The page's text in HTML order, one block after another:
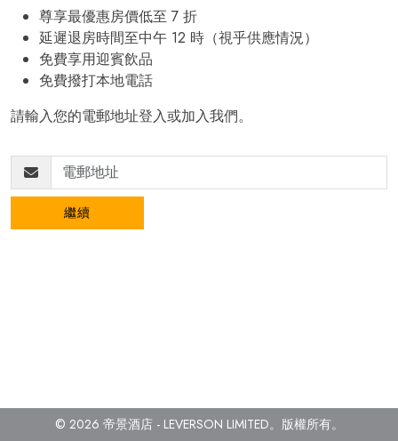
尊享最優惠房價低至 7 折
延遲退房時間至中午 12 時（視乎供應情況）
免費享用迎賓飲品
免費撥打本地電話
請輸入您的電郵地址登入或加入我們。
繼續
© 2026 帝景酒店 - LEVERSON LIMITED。 版權所有。